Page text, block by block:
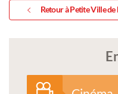
Retour à Petite Ville de